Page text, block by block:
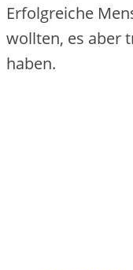
Erfolgreiche
wollten, es aber
haben.